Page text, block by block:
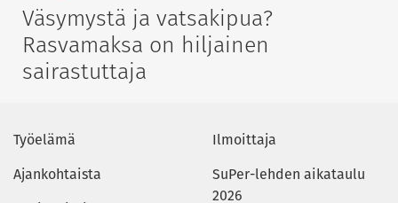
Väsymystä ja vatsakipua?
Rasvamaksa on hiljainen
sairastuttaja
Työelämä
Ajankohtaista
Ilmoittaja
SuPer-lehden aikataulu
2026